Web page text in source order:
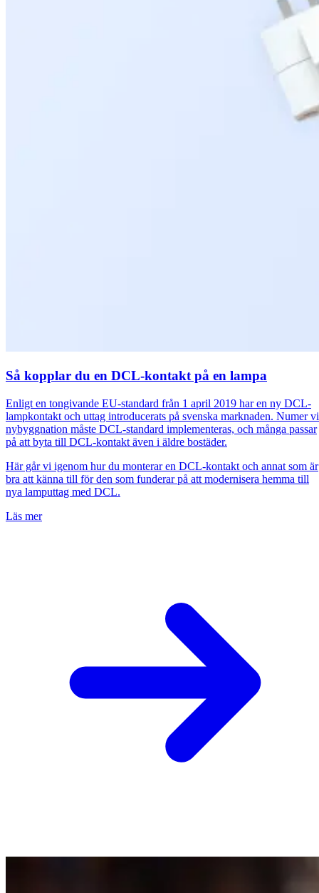
Så kopplar du en DCL-kontakt på en lampa
Enligt en tongivande EU-standard från 1 april 2019 har en ny DCL-
lampkontakt och uttag introducerats på svenska marknaden. Numer
nybyggnation måste DCL-standard implementeras, och många passar
på att byta till DCL-kontakt även i äldre bostäder.
Här går vi igenom hur du monterar en DCL-kontakt och annat som är
bra att känna till för den som funderar på att modernisera hemma till
nya lamputtag med DCL.
Läs mer